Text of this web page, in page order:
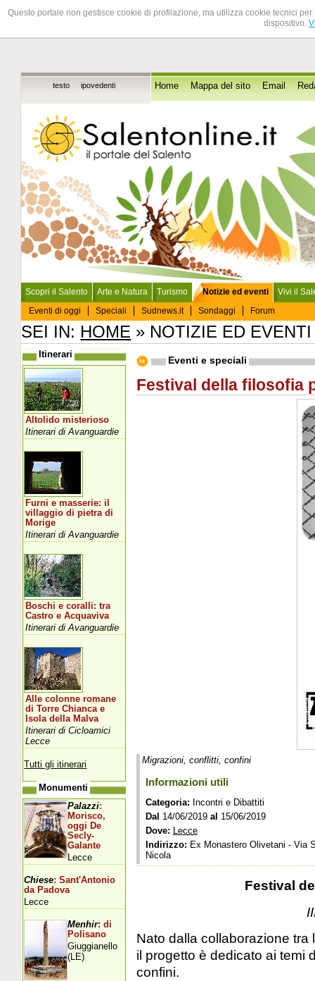
Questo portale non gestisce cookie di profilazione, ma utilizza cookie tecnici
dispositivo.
testo ipovedenti Home Mappa del sito Email
Scopri il Salento Arte e Natura Turismo
Notizie ed eventi
Eventi di oggi
Speciali Sudnews.it Sondaggi Forum
Vivi il
SEI IN: HOME » NOTIZIE ED
Eventi e speciali
Festival della filosofia
Migrazioni, conflitti, confini
Informazioni utili
Categoria: Incontri e Dibattiti
Dal 14/06/2019 al 15/06/2019
Dove: Lecce
Indirizzo: Ex Monastero Olivetani - Via
Nicola
Festival
Nato dalla collaborazione
il progetto è dedicato ai temi
confini.
Itinerari
Altolido misterioso
Itinerari di Avanguardie
Furni e masserie: il
villaggio di pietra di
Morige
Itinerari di Avanguardie
Boschi e coralli: tra
Castro e Acquaviva
Itinerari di Avanguardie
Alle colonne romane
di Torre Chianca e
Isola della Malva
Itinerari di Cicloamici
Lecce
Tutti gli itinerari
Monumenti
Palazzi:
Morisco,
oggi De
Secly-
Galante
Lecce
Chiese: Sant'Antonio
da Padova
Lecce
Menhir: di
Polisano
Giuggianello
(LE)